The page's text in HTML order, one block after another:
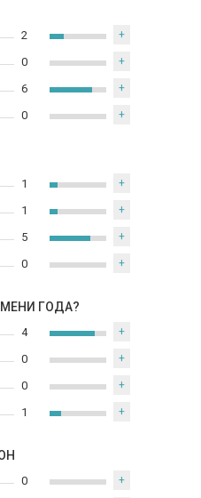
2 +
0 +
6 +
0 +
1 +
1 +
5 +
0 +
ГОДА?
4 +
0 +
0 +
1 +
0 +